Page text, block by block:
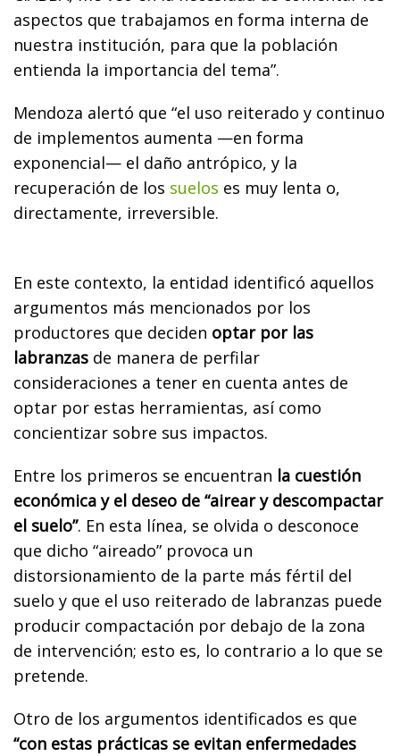
aspectos que trabajamos en forma interna de
nuestra institución, para que la población
entienda la importancia del tema”.
Mendoza alertó que “el uso reiterado y continuo
de implementos aumenta —en forma
exponencial— el daño antrópico, y la
recuperación de los suelos es muy lenta o,
directamente, irreversible.
En este contexto, la entidad identificó aquellos
argumentos más mencionados por los
productores que deciden optar por las
labranzas de manera de perfilar
consideraciones a tener en cuenta antes de
optar por estas herramientas, así como
concientizar sobre sus impactos.
Entre los primeros se encuentran la cuestión
económica y el deseo de “airear y descompactar
el suelo”. En esta línea, se olvida o desconoce
que dicho “aireado” provoca un
distorsionamiento de la parte más fértil del
suelo y que el uso reiterado de labranzas puede
producir compactación por debajo de la zona
de intervención; esto es, lo contrario a lo que se
pretende.
Otro de los argumentos identificados es que
“con estas prácticas se evitan enfermedades